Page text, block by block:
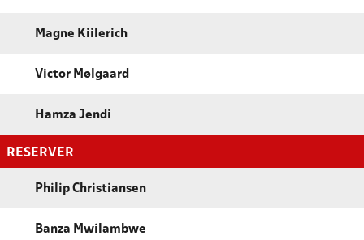
Magne Kiilerich
Victor Mølgaard
Hamza Jendi
RESERVER
Philip Christiansen
Banza Mwilambwe